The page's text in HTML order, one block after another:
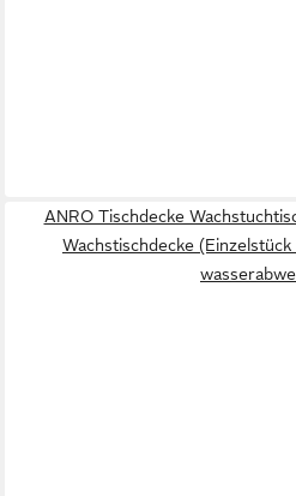
ANRO Tischdecke
Wachstischdecke